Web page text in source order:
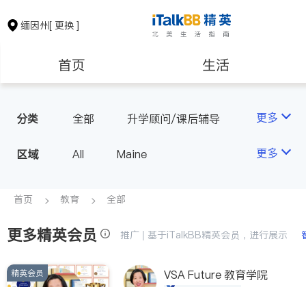
缅因州[ 更换 ]
首页 生活
房地产租售
教育
非盈利组织
分类 全部 升学顾问/课后辅导 更多
区域 All Maine 更多
首页 教育 全部
更多精英会员 推广 | 基于iTalkBB精英会员，进行展示
精英会员 VSA Future 教育学院